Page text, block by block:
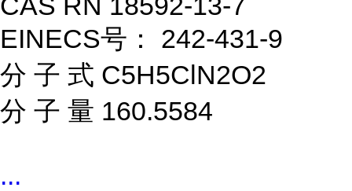
EINECS号： 242-431-9
分 子 式 C5H5ClN2O2
分 子 量 160.5584
...